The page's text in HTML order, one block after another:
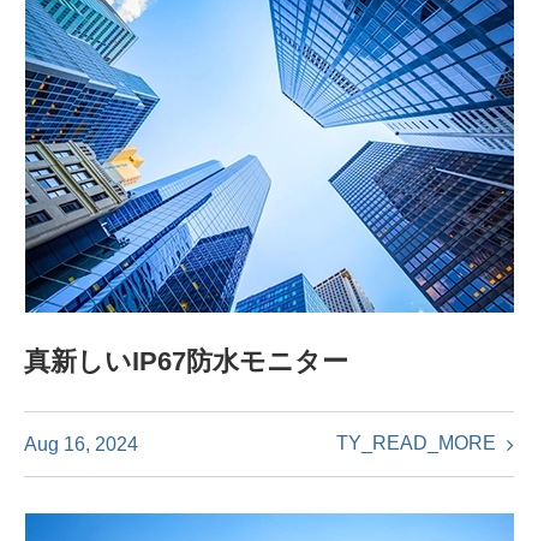
真新しいIP67防水モニター
Aug 16, 2024 TY_READ_MORE